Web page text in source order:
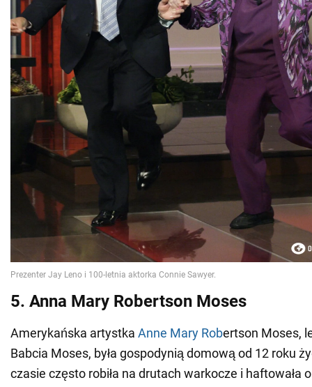
5. Anna Mary Robertson Moses
Amerykańska artystka Anne Mary Robertson Moses,
Babcia Moses, była gospodynią domową od 12 roku
czasie często robiła na drutach warkocze i haftowała